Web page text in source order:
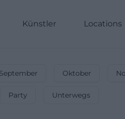
Künstler Locations
September Oktober
Party Unterwegs